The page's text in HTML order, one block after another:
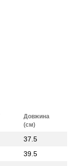
Довжина
(см)
37.5
39.5